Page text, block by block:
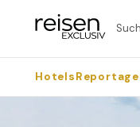
Hotels